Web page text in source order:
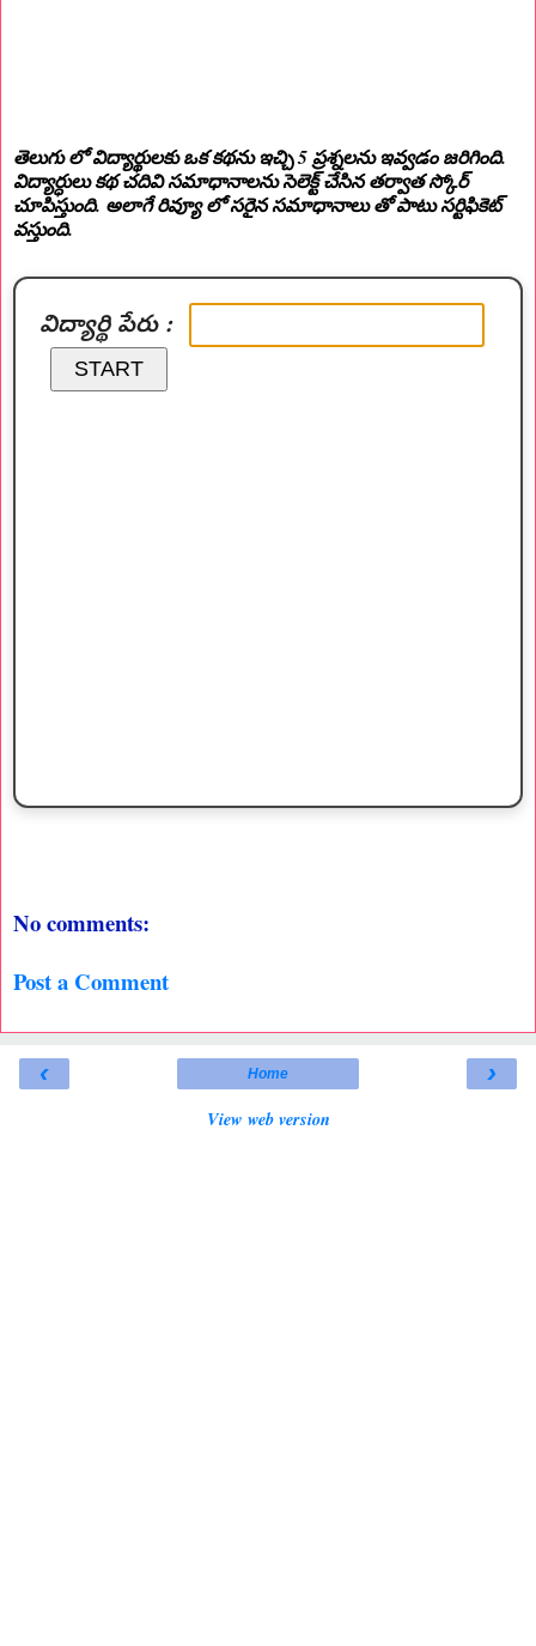
తెలుగు లో విద్యార్థులకు ఒక కథను ఇచ్చి 5 ప్రశ్నలను ఇవ్వడం జరిగింది.
విద్యార్ధులు కథ చదివి సమాధానాలను సెలెక్ట్ చేసిన తర్వాత స్కోర్
చూపిస్తుంది. అలాగే రివ్యూ లో సరైన సమాధానాలు తో పాటు సర్టిఫికెట్
వస్తుంది.
విద్యార్థి పేరు :
START
No comments:
Post a Comment
‹ ›
Home
View web version